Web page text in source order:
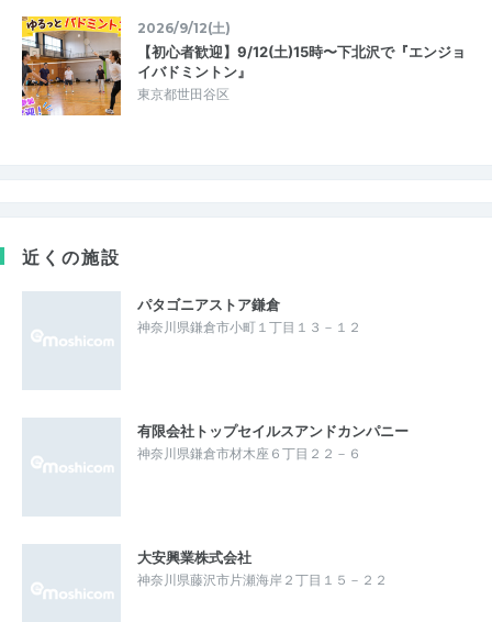
2026/9/12(土)
【初心者歓迎】9/12(土)15時〜下北沢で『エンジョ
イバドミントン』
東京都世田谷区
近くの施設
パタゴニアストア鎌倉
神奈川県鎌倉市小町１丁目１３－１２
有限会社トップセイルスアンドカンパニー
神奈川県鎌倉市材木座６丁目２２－６
大安興業株式会社
神奈川県藤沢市片瀬海岸２丁目１５－２２